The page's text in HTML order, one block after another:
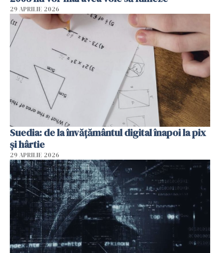
29 APRILIE 2026
Suedia: de la învățământul digital înapoi la pix
și hârtie
29 APRILIE 2026